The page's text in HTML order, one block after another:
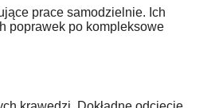
prace samodzielnie. Ich
poprawek po kompleksowe